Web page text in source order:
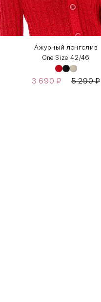
Ажурный лонгслив
One Size 42/46
3 690 ₽ 5 290₽